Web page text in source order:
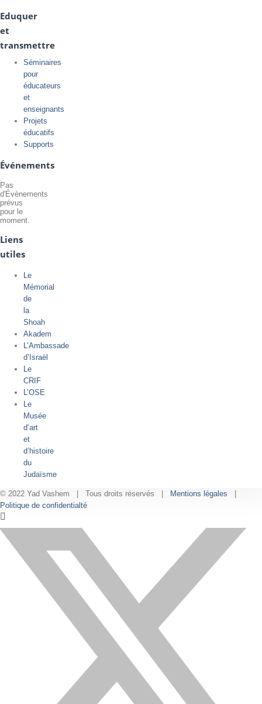
Eduquer
et
transmettre
Séminaires
pour
éducateurs
et
enseignants
Projets
éducatifs
Supports
Événements
Pas
d'Évènements
prévus
pour le
moment.
Liens
utiles
Le
Mémorial
de
la
Shoah
Akadem
L’Ambassade
d’Israël
Le
CRIF
L’OSE
Le
Musée
d’art
et
d’histoire
du
Judaïsme
© 2022 Yad Vashem | Tous droits réservés | Mentions légales |
Politique de confidentialté
X